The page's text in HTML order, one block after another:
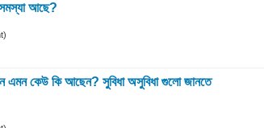
আছে?
এমন কেউ কি আছেন? সুবিধা অসুবিধা গুলো জানতে